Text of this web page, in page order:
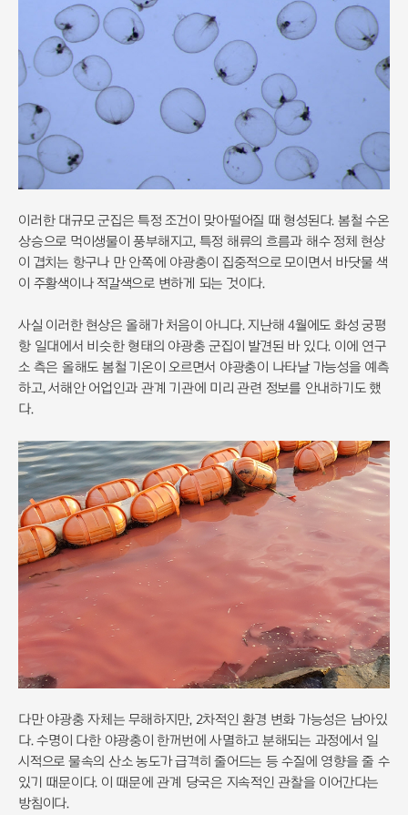
이러한 대규모 군집은 특정 조건이 맞아떨어질 때 형성된다. 봄철 수온
상승으로 먹이생물이 풍부해지고, 특정 해류의 흐름과 해수 정체 현상
이 겹치는 항구나 만 안쪽에 야광충이 집중적으로 모이면서 바닷물 색
이 주황색이나 적갈색으로 변하게 되는 것이다.
사실 이러한 현상은 올해가 처음이 아니다. 지난해 4월에도 화성 궁평
항 일대에서 비슷한 형태의 야광충 군집이 발견된 바 있다. 이에 연구
소 측은 올해도 봄철 기온이 오르면서 야광충이 나타날 가능성을 예측
하고, 서해안 어업인과 관계 기관에 미리 관련 정보를 안내하기도 했
다.
다만 야광충 자체는 무해하지만, 2차적인 환경 변화 가능성은 남아있
다. 수명이 다한 야광충이 한꺼번에 사멸하고 분해되는 과정에서 일
시적으로 물속의 산소 농도가 급격히 줄어드는 등 수질에 영향을 줄 수
있기 때문이다. 이 때문에 관계 당국은 지속적인 관찰을 이어간다는
방침이다.